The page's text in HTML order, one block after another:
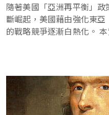
隨著美國「亞洲再平衡」
斷崛起，美國藉由強化東
的戰略競爭逐漸白熱化。